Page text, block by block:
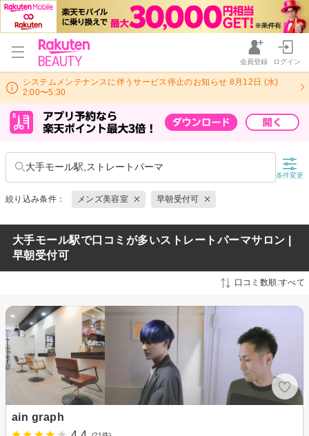
会員登録 ログイン
システムメンテナンスに伴うサービス停止のお知らせ 8月12日 (水)
2:00〜5:30
大手モール駅,ストレートパーマ
条件変更
絞り込み条件： メンズ美容室 早朝受付可
大手モール駅で口コミが多いストレートパーマサロン |
早朝受付可
口コミ数順:すべて
ain graph